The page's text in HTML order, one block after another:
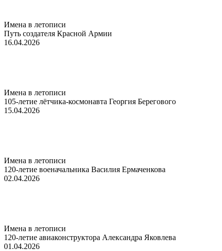
Имена в летописи
Путь создателя Красной Армии
16.04.2026
Имена в летописи
105-летие лётчика-космонавта Георгия Берегового
15.04.2026
Имена в летописи
120-летие военачальника Василия Ермаченкова
02.04.2026
Имена в летописи
120-летие авиаконструктора Александра Яковлева
01.04.2026